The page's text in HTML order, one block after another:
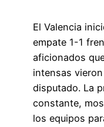
El Valencia
empate 1-1
aficionados
intensas
disputado. La
constante,
los equipos